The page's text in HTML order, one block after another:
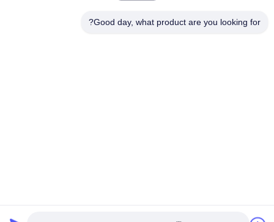
Good day, what product are you looking for?